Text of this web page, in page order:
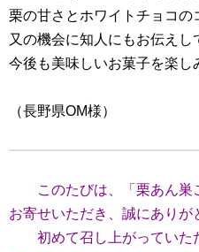
栗の甘さとホワイトチョコの
又の機会に知人にもお伝えし
今後も美味しいお菓子を楽し
（長野県OM様）
このたびは、「栗あん巣
お寄せいただき、誠にありが
初めて召し上がっていた